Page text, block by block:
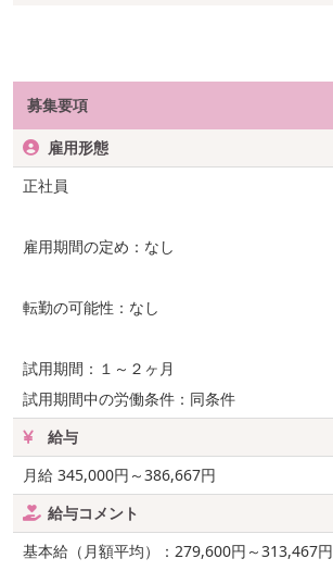
募集要項
雇用形態
正社員
雇用期間の定め：なし
転勤の可能性：なし
試用期間：１～２ヶ月
試用期間中の労働条件：同条件
給与
月給 345,000円～386,667円
給与コメント
基本給（月額平均）：279,600円～313,467円